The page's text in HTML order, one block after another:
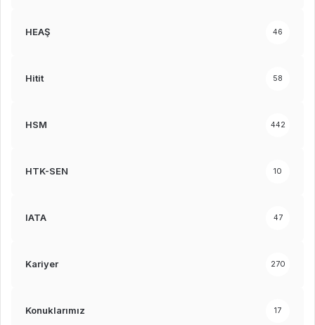
HEAŞ 46
Hitit 58
HSM 442
HTK-SEN 10
IATA 47
Kariyer 270
Konuklarımız 17